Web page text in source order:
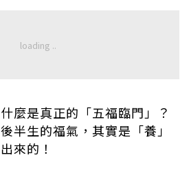
什麼是真正的「五福臨門」？
後半生的福氣，其實是「養」
出來的！